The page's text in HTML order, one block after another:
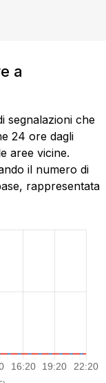
a
segnalazioni che
24 ore dagli
aree vicine.
il numero di
rappresentata